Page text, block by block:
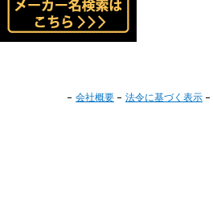
会社概要 法令に基づく表示